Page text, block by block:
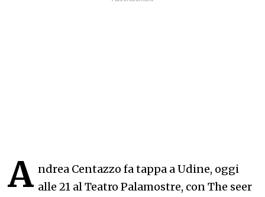
A ndrea Centazzo fa tappa a Udine, oggi
alle 21 al Teatro Palamostre, con The seer